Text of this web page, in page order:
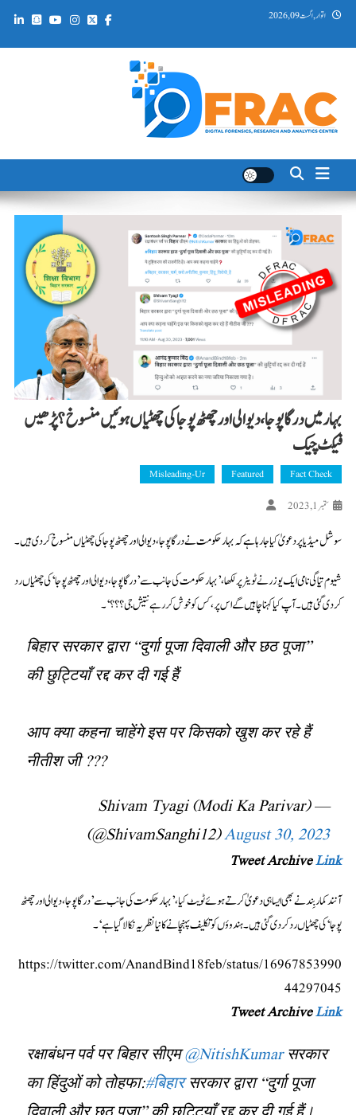
Skip اتوار, اگست 09, 2026
DFRAC_ORG
بہار میں درگا پوجا، دیوالی اور چھٹھ پوجا کی چھٹیاں ہوئیں منسوخ؟ پڑھیں
فیکٹ چیک
Fact Check
Featured
Misleading-Ur
ستمبر 1, 2023
سوشل میڈیا پر دعویٰ کیا جا رہا ہے کہ بہار حکومت نے درگا پوجا، دیوالی اور چھٹھ پوجا کی چھٹیاں منسوخ کر دی ہیں۔
شیوم تیاگی نامی ایک یوزر نے ٹویٹر پر لکھا،’بہار حکومت کی جانب سے ’درگا پوجا، دیوالی اور چھٹھ پوجا‘ کی چھٹیاں رد
کر دی گئی ہیں۔ آپ کیا کہنا چاہیں گے اس پر، کس کو خوش کر رہے نتیش جی؟؟؟‘۔
बिहार सरकार द्वारा “दुर्गा पूजा दिवाली और छठ पूजा”
की छुट्टियाँ रद्द कर दी गई हैं
आप क्या कहना चाहेंगे इस पर किसको खुश कर रहे हैं
नीतीश जी ???
— Shivam Tyagi (Modi Ka Parivar)
(@ShivamSanghi12)August 30, 2023
Tweet ArchiveLink
آنند کمار بِند نے بھی ایسا ہی دعویٰ کرتے ہوئے ٹویٹ کیا،’بہار حکومت کی جانب سے ’درگا پوجا، دیوالی اور چھٹھ
پوجا‘ کی چھٹیاں رد کر دی گئی ہیں۔ ہندوؤں کو تکلیف پہنچانے کا نیا نظریہ نکالا گیا ہے‘۔
https://twitter.com/AnandBind18feb/status/16967853990
44297045
Tweet ArchiveLink
रक्षाबंधन पर्व पर बिहार सीएम@NitishKumarसरकार
का हिंदुओं को तोहफा:#बिहारसरकार द्वारा “दुर्गा पूजा